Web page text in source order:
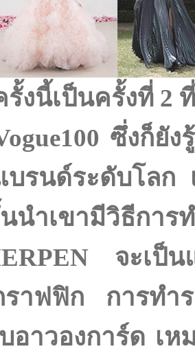
รั้งนี้เป็นครั้งที่ 2
ซึ่งก็ยัง
รนด์ระดับโลก
นำเขามีวิธีกา
จะเป็น
ราฟฟิก การทำ
อาวองการ์ด เห